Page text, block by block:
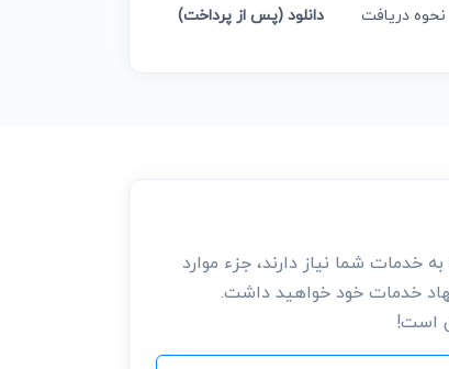
نحوه دریافت
دانلود (پس از پرداخت)
خدمات شما نیاز دارند، جزء موارد
خدمات خود خواهید داشت.
است!